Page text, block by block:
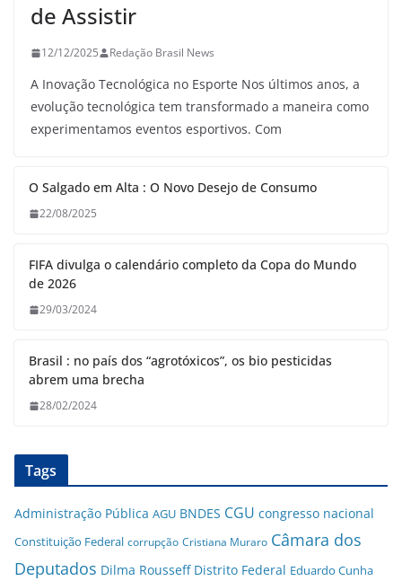
de Assistir
12/12/2025 Redação Brasil News
A Inovação Tecnológica no Esporte Nos últimos anos, a
evolução tecnológica tem transformado a maneira como
experimentamos eventos esportivos. Com
O Salgado em Alta : O Novo Desejo de Consumo
22/08/2025
FIFA divulga o calendário completo da Copa do Mundo
de 2026
29/03/2024
Brasil : no país dos “agrotóxicos”, os bio pesticidas
abrem uma brecha
28/02/2024
Tags
Administração Pública AGU BNDES CGU congresso nacional
Constituição Federal corrupção Cristiana Muraro Câmara dos
Deputados Dilma Rousseff Distrito Federal Eduardo Cunha